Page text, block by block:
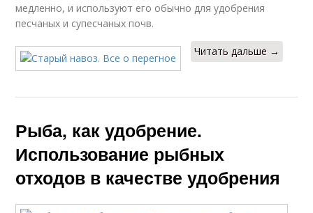
медленно, и используют его обычно для удобрения
песчаных и супесчаных почв.
Читать дальше →
Рыба, как удобрение.
Использование рыбных
отходов в качестве удобрения